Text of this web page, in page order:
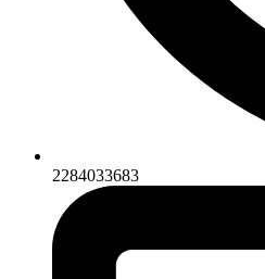
2284033683